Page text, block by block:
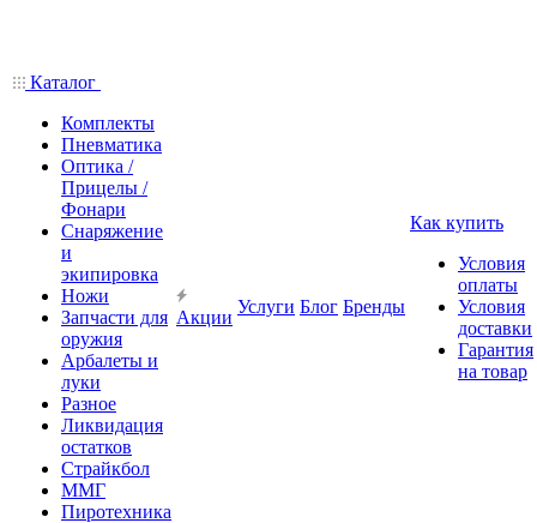
Каталог
Комплекты
Пневматика
Оптика /
Прицелы /
Фонари
Снаряжение
и
экипировка
Ножи
Запчасти для
оружия
Арбалеты и
луки
Разное
Ликвидация
остатков
Страйкбол
ММГ
Пиротехника
Акции
Услуги Блог Бренды
Как купить
Условия
оплаты
Условия
доставки
Гарантия
на товар